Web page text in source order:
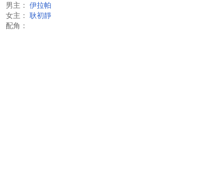
男主：
伊拉帕
女主：
耿初靜
配角：